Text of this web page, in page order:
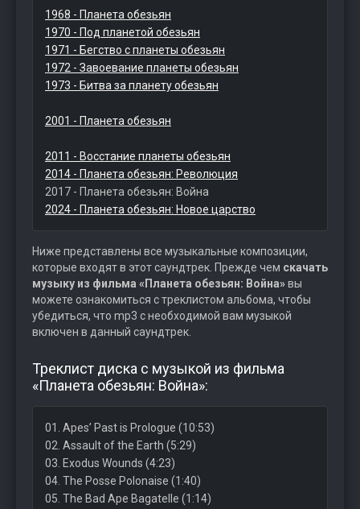
1968 - Планета обезьян
1970 - Под планетой обезьян
1971 - Бегство с планеты обезьян
1972 - Завоевание планеты обезьян
1973 - Битва за планету обезьян
2001 - Планета обезьян
2011 - Восстание планеты обезьян
2014 - Планета обезьян: Революция
2017 - Планета обезьян: Война
2024 - Планета обезьян: Новое царство
Ниже представлены все музыкальные композиции,
которые входят в этот саундтрек. Прежде чем скачать
музыку из фильма «Планета обезьян: Война»вы
можете ознакомиться с треклистом альбома, чтобы
убедиться, что mp3 с необходимой вам музыкой
включен в данный саундтрек.
Треклист диска с музыкой из фильма
«Планета обезьян: Война»:
01. Apes’ Past is Prologue (10:53)
02. Assault of the Earth (5:29)
03. Exodus Wounds (4:23)
04. The Posse Polonaise (1:40)
05. The Bad Ape Bagatelle (1:14)